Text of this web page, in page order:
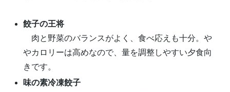
餃子の王将
肉と野菜のバランスがよく、食べ応えも十分。や
やカロリーは高めなので、量を調整しやすい夕食向
きです。
味の素冷凍餃子